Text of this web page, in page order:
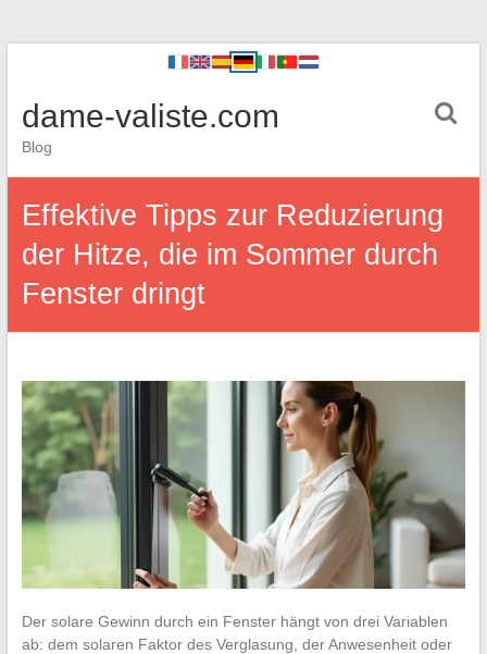
dame-valiste.com
Blog
Effektive Tipps zur Reduzierung
der Hitze, die im Sommer durch
Fenster dringt
Der solare Gewinn durch ein Fenster hängt von drei Variablen
ab: dem solaren Faktor des Verglasung, der Anwesenheit oder